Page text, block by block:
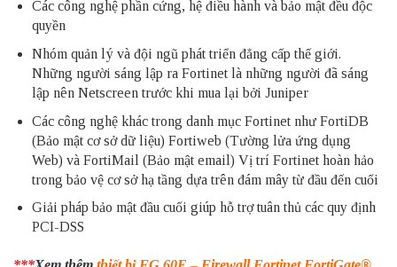
Các công nghệ phần cứng, hệ điều hành và bảo mật đều độc
quyền
Nhóm quản lý và đội ngũ phát triển đẳng cấp thế giới.
Những người sáng lập ra Fortinet là những người đã sáng
lập nên Netscreen trước khi mua lại bởi Juniper
Các công nghệ khác trong danh mục Fortinet như FortiDB
(Bảo mật cơ sở dữ liệu) Fortiweb (Tường lửa ứng dụng
Web) và FortiMail (Bảo mật email) Vị trí Fortinet hoàn hảo
trong bảo vệ cơ sở hạ tầng dựa trên đám mây từ đầu đến cuối
Giải pháp bảo mật đầu cuối giúp hỗ trợ tuân thủ các quy định
PCI-DSS